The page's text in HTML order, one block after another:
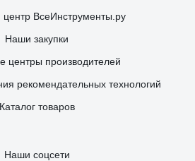
ВсеИнструменты.ру
Наши закупки
центры производителей
рекомендательных технологий
Каталог товаров
Наши соцсети